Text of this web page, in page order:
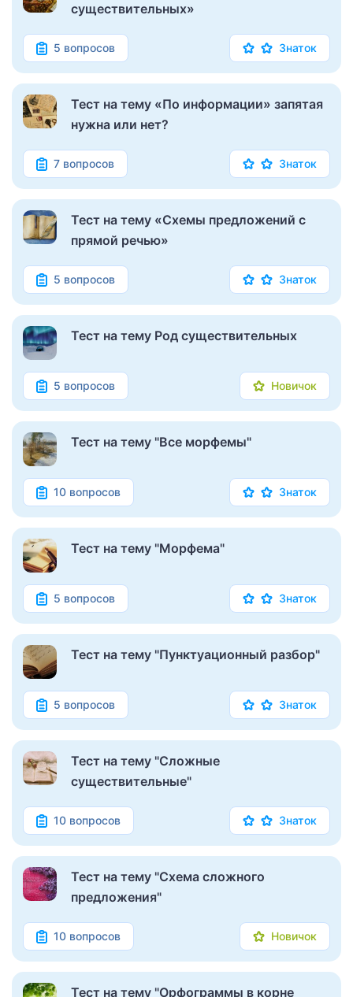
существительных»
5 вопросов Знаток
Тест на тему «По информации» запятая
нужна или нет?
7 вопросов Знаток
Тест на тему «Схемы предложений с
прямой речью»
5 вопросов Знаток
Тест на тему Род существительных
5 вопросов Новичок
Тест на тему "Все морфемы"
10 вопросов Знаток
Тест на тему "Морфема"
5 вопросов Знаток
Тест на тему "Пунктуационный разбор"
5 вопросов Знаток
Тест на тему "Сложные
существительные"
10 вопросов Знаток
Тест на тему "Схема сложного
предложения"
10 вопросов Новичок
Тест на тему "Орфограммы в корне